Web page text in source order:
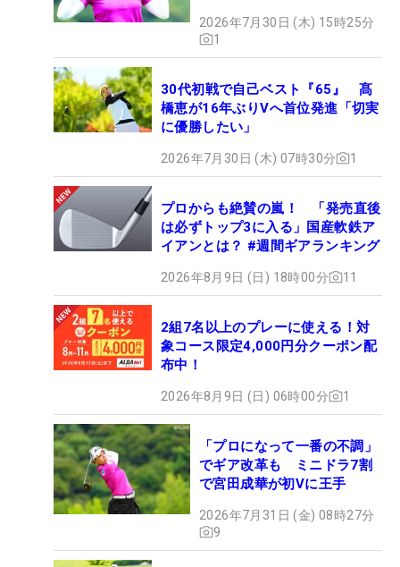
2026年7月30日 (木) 15時25分
1
30代初戦で自己ベスト『65』 髙
橋恵が16年ぶりVへ首位発進「切実
に優勝したい」
2026年7月30日 (木) 07時30分 1
プロからも絶賛の嵐！ 「発売直後
は必ずトップ3に入る」国産軟鉄ア
イアンとは？ #週間ギアランキング
2026年8月9日 (日) 18時00分 11
2組7名以上のプレーに使える！対
象コース限定4,000円分クーポン配
布中！
2026年8月9日 (日) 06時00分 1
「プロになって一番の不調」
でギア改革も ミニドラ7割
で宮田成華が初Vに王手
2026年7月31日 (金) 08時27分
9